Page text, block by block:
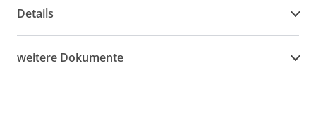
Details
weitere Dokumente